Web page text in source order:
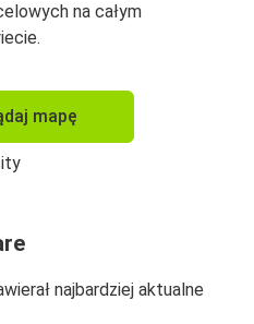
na całym
mapę
najbardziej aktualne